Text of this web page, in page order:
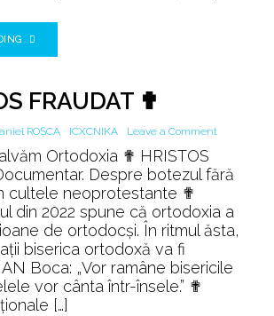
FRAUDAT ✟
ROȘCA ICXCNIKA Leave a Commenton
HRISTOS
Ortodoxia ✟ HRISTOS
Despre botezul fără
cultele neoprotestante ✟
din 2022 spune că ortodoxia a
de ortodocși. În ritmul ăsta,
biserica ortodoxă va fi
Boca: „Vor ramâne bisericile
vor cânta într-însele.” ✟
[…]